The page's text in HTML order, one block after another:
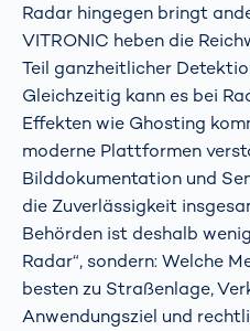
Radar hingegen bringt
VITRONIC heben die
Teil ganzheitlicher
Gleichzeitig kann es bei
Effekten wie Ghosting
moderne Plattformen
Bilddokumentation und
die Zuverlässigkeit
Behörden ist deshalb
Radar“, sondern: Welche
besten zu Straßenlage,
Anwendungsziel und